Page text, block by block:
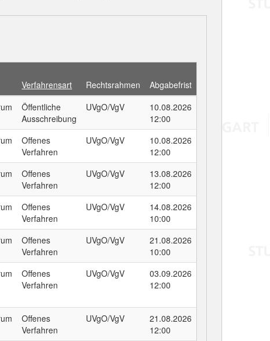
Verfahrensart Rechtsrahmen
Abgabefrist
Öffentliche
Ausschreibung
UVgO/VgV
10.08.2026
12:00
Offenes
Verfahren
UVgO/VgV
10.08.2026
12:00
Offenes
Verfahren
UVgO/VgV
13.08.2026
12:00
Offenes
Verfahren
UVgO/VgV
14.08.2026
10:00
Offenes
Verfahren
UVgO/VgV
21.08.2026
10:00
Offenes
Verfahren
UVgO/VgV
03.09.2026
12:00
Offenes
Verfahren
UVgO/VgV
21.08.2026
12:00